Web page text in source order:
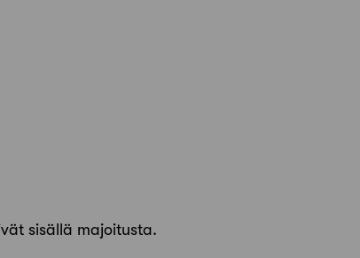
sisällä majoitusta.